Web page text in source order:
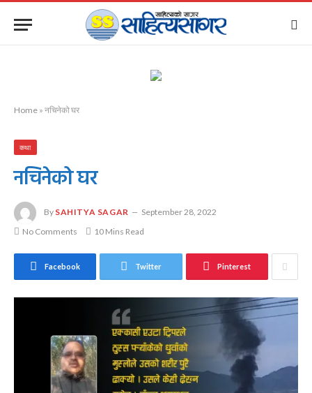
Home » नचिनेको घर
कथा
नचिनेको घर
By SAHITYA SAGAR
September 28, 2022
No Comments
10 Mins Read
Facebook Twitter Pinterest